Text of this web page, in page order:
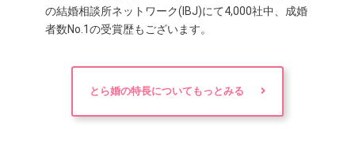
の結婚相談所ネットワーク(IBJ)にて4,000社中、成婚
者数No.1の受賞歴もございます。
とら婚の特長についてもっとみる